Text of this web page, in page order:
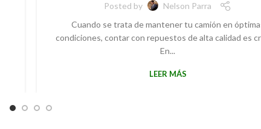
Posted by
Nelson Parra
Cuando se trata de mantener tu camión en
condiciones, contar con repuestos de alta calidad es
En...
LEER MÁS